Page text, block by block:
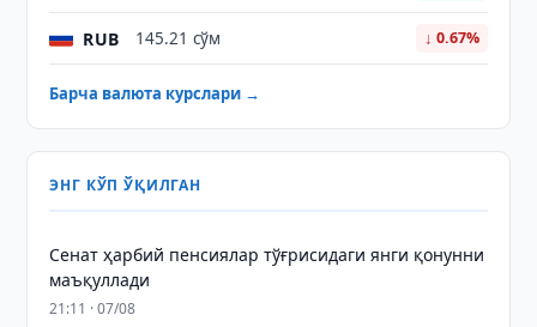
RUB 145.21 сўм ↓ 0.67%
Барча валюта курслари →
ЭНГ КЎП ЎҚИЛГАН
Сенат ҳарбий пенсиялар тўғрисидаги янги қонунни
маъқуллади
21:11 · 07/08